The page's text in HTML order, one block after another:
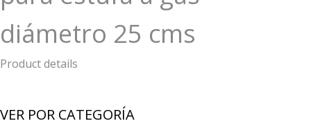
diámetro 25 cms
Product details
VER POR CATEGORÍA